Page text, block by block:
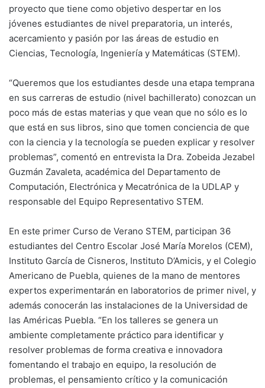
proyecto que tiene como objetivo despertar en los
jóvenes estudiantes de nivel preparatoria, un interés,
acercamiento y pasión por las áreas de estudio en
Ciencias, Tecnología, Ingeniería y Matemáticas (STEM).
“Queremos que los estudiantes desde una etapa temprana
en sus carreras de estudio (nivel bachillerato) conozcan un
poco más de estas materias y que vean que no sólo es lo
que está en sus libros, sino que tomen conciencia de que
con la ciencia y la tecnología se pueden explicar y resolver
problemas”, comentó en entrevista la Dra. Zobeida Jezabel
Guzmán Zavaleta, académica del Departamento de
Computación, Electrónica y Mecatrónica de la UDLAP y
responsable del Equipo Representativo STEM.
En este primer Curso de Verano STEM, participan 36
estudiantes del Centro Escolar José María Morelos (CEM),
Instituto García de Cisneros, Instituto D’Amicis, y el Colegio
Americano de Puebla, quienes de la mano de mentores
expertos experimentarán en laboratorios de primer nivel, y
además conocerán las instalaciones de la Universidad de
las Américas Puebla. “En los talleres se genera un
ambiente completamente práctico para identificar y
resolver problemas de forma creativa e innovadora
fomentando el trabajo en equipo, la resolución de
problemas, el pensamiento crítico y la comunicación